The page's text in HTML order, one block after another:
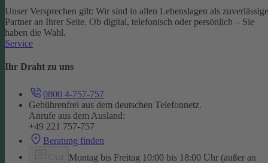
Unser Versprechen gilt: Wir sind in allen Lebenslagen als
Partner an Ihrer Seite. Ob digital, telefonisch oder persönlich – Sie
haben die Wahl.
Service
Ihr Draht zu uns
0800 4-757-757
Gebührenfrei aus dem deutschen Telefonnetz.
Anrufe aus dem Ausland:
+49 221 757-757
Beratung finden
Montag bis Freitag 10:00 bis 18:00 Uhr (außer an